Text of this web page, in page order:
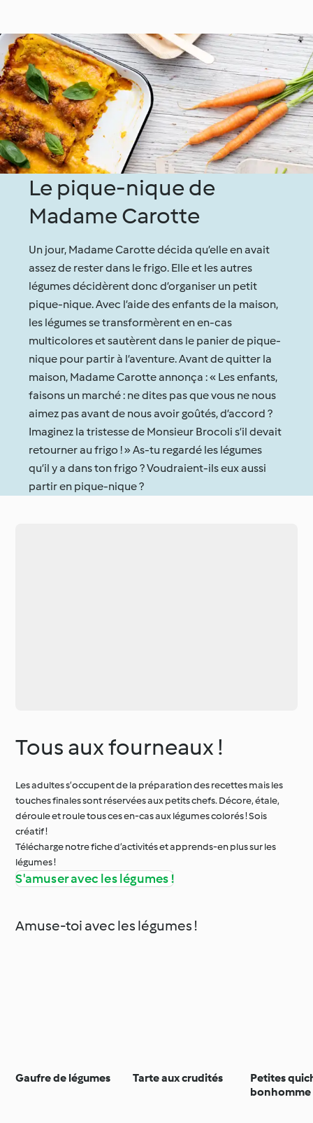
Le pique-nique de
Madame Carotte
Un jour, Madame Carotte décida qu’elle en avait
assez de rester dans le frigo. Elle et les autres
légumes décidèrent donc d’organiser un petit
pique-nique. Avec l’aide des enfants de la maison,
les légumes se transformèrent en en-cas
multicolores et sautèrent dans le panier de pique-
nique pour partir à l’aventure. Avant de quitter la
maison, Madame Carotte annonça : « Les enfants,
faisons un marché : ne dites pas que vous ne nous
aimez pas avant de nous avoir goûtés, d’accord ?
Imaginez la tristesse de Monsieur Brocoli s’il devait
retourner au frigo ! » As-tu regardé les légumes
qu’il y a dans ton frigo ? Voudraient-ils eux aussi
partir en pique-nique ?
Tous aux fourneaux !
Les adultes s’occupent de la préparation des recettes mais les
touches finales sont réservées aux petits chefs. Décore, étale,
déroule et roule tous ces en-cas aux légumes colorés ! Sois
créatif !
Télécharge notre fiche d’activités et apprends-en plus sur les
légumes !
S'amuser avec les légumes !
Amuse-toi avec les légumes !
Gaufre de légumes Tarte aux crudités
Petites
bonhomme